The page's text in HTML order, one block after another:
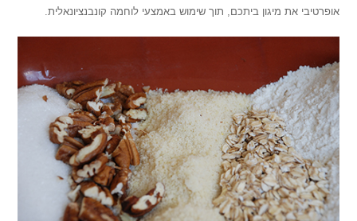
אופרטיבי את מיגון ביתכם, תוך שימוש באמצעי לוחמה קונבנציונאלית.